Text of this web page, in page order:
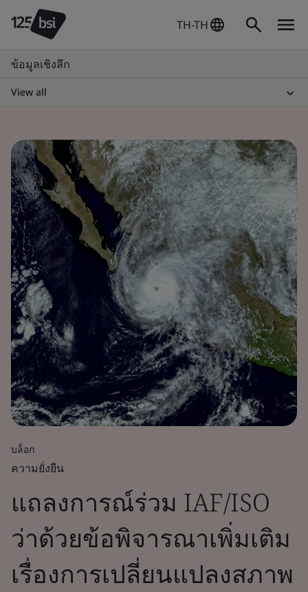
TH-TH
ข้อมูลเชิงลึก
View all
บล็อก
ความยั่งยืน
แถลงการณ์ร่วม IAF/ISO
ว่าด้วยข้อพิจารณาเพิ่มเติม
เรื่องการเปลี่ยนแปลงสภาพ